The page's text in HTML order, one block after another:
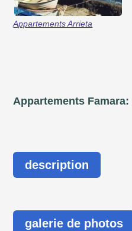
Appartements Arrieta
Appartements Famara:
description
galerie de photos